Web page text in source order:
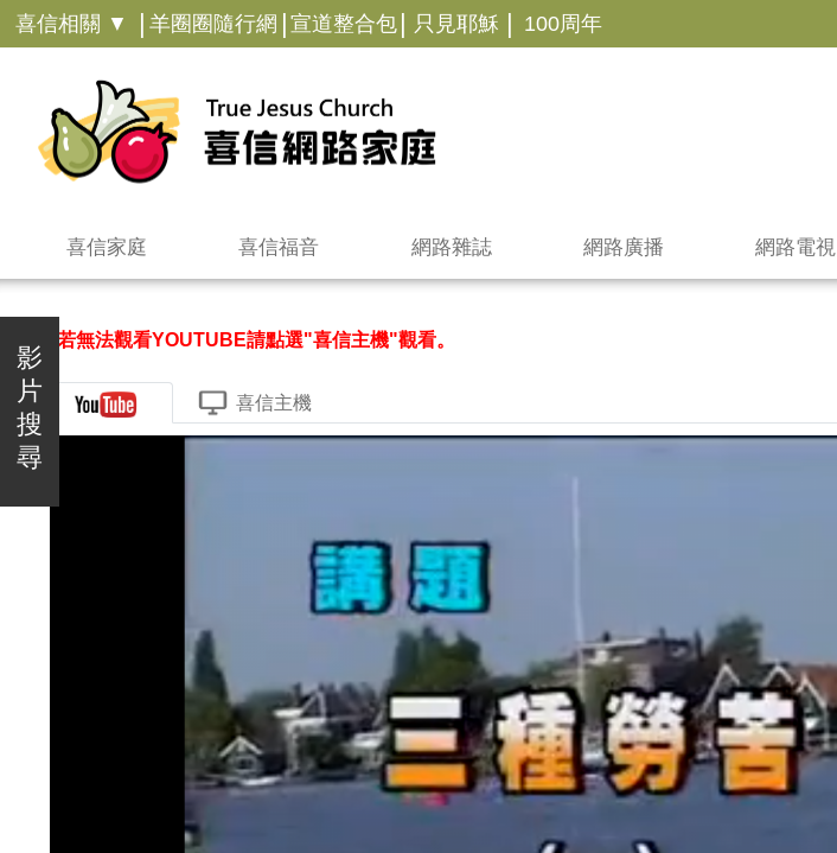
喜信相關 ▼ | 羊圈圈隨行網 | 宣道整合包 | 只見耶穌 | 100周年
喜信家庭 喜信福音 網路雜誌 網路廣播 網路電視
影
片
搜
尋
＊若無法觀看YOUTUBE請點選"喜信主機"觀看。
喜信主機